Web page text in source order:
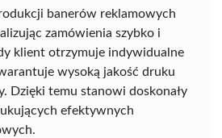
banerów reklamowych
zamówienia szybko i
klient otrzymuje indywidualne
wysoką jakość druku
Dzięki temu stanowi doskonały
efektywnych